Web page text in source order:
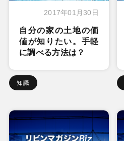
2017年01月30日
自分の家の土地の価
値が知りたい。手軽
に調べる方法は？
知識